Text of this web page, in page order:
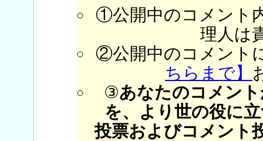
①公開中のコメント
理人は
②公開中のコメント
ちらまで】
③あなたのコメン
を、より世の役に
投票およびコメント